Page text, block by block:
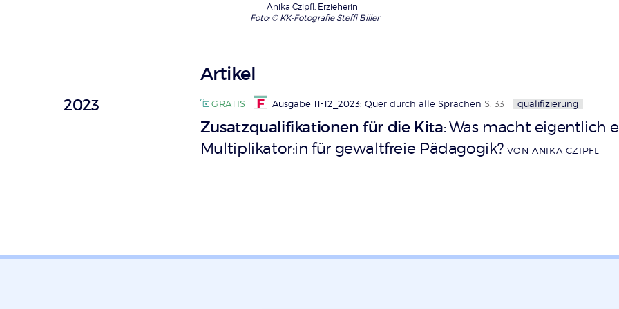
Anika Czipfl, Erzieherin
Foto: © KK-Fotografie Steffi Biller
Artikel
2023 GRATIS Ausgabe 11-12_2023: Quer durch alle Sprachen S. 33 qualifizierung
Zusatzqualifikationen für die Kita:Was macht eigentlich
Multiplikator:in für gewaltfreie Pädagogik? VON ANIKA CZIPFL